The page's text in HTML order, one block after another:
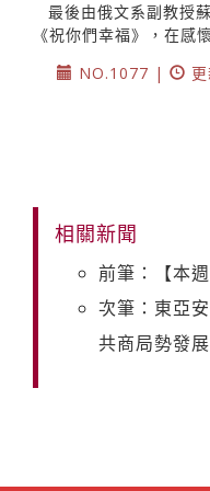
最後由俄文系副教授
《祝你們幸福》，在感
NO.1077 |
相關新聞
前筆：【本
次筆：東亞
共商局勢發展